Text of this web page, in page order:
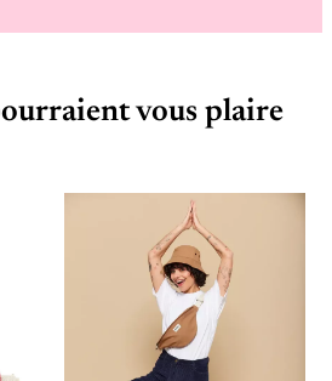
vous plaire